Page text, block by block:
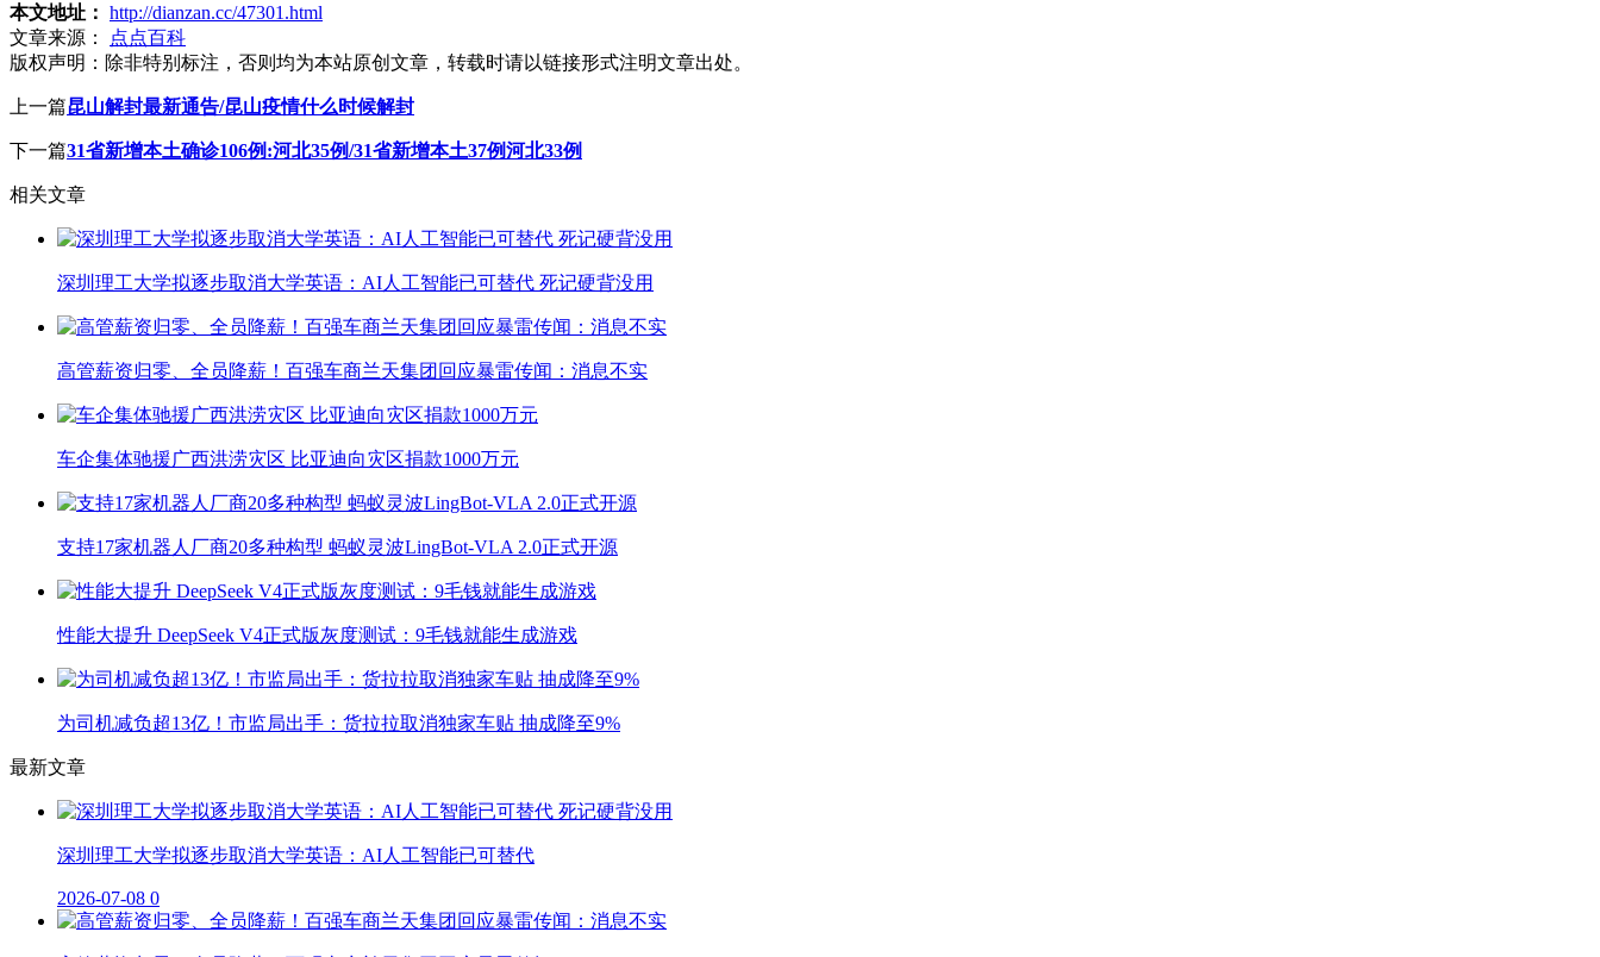
本文地址： http://dianzan.cc/47301.html
文章来源：
点点百科
版权声明： 除非特别标注，否则均为本站原创文章，转载时请以链接形式注明文章出处。
上一篇昆山解封最新通告/昆山疫情什么时候解封
下一篇31省新增本土确诊106例:河北35例/31省新增本土37例河北33例
相关文章
深圳理工大学拟逐步取消大学英语：AI人工智能已可替代 死记硬背没用
高管薪资归零、全员降薪！百强车商兰天集团回应暴雷传闻：消息不实
车企集体驰援广西洪涝灾区 比亚迪向灾区捐款1000万元
支持17家机器人厂商20多种构型 蚂蚁灵波LingBot-VLA 2.0正式开源
性能大提升 DeepSeek V4正式版灰度测试：9毛钱就能生成游戏
为司机减负超13亿！市监局出手：货拉拉取消独家车贴 抽成降至9%
最新文章
深圳理工大学拟逐步取消大学英语：AI人工智能已可替代
2026-07-08 0